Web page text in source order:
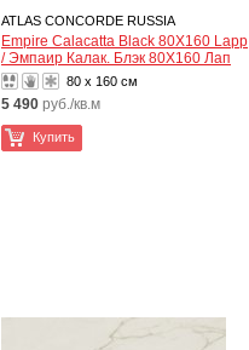
ATLAS CONCORDE RUSSIA
Empire Calacatta Black 80X160 Lapp
/ Эмпаир Калак. Блэк 80X160 Лап
80 x 160 см
5 490 руб./кв.м
Купить